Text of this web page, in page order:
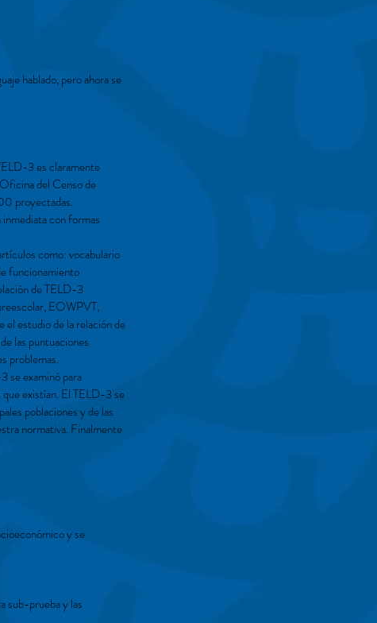
hablado, pero ahora se
3 es claramente
del Censo de
proyectadas.
con formas
como: vocabulario
funcionamiento
de TELD-3
EOWPVT,
estudio de la relación de
las puntuaciones
problemas.
se examinó para
que existían. El TELD-3 se
poblaciones y de las
normativa. Finalmente
y se
sub-prueba y las